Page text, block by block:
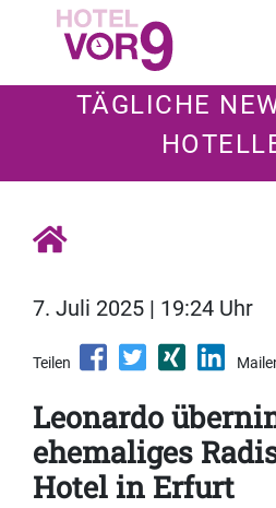
TÄGLICHE
7. Juli 2025 | 19:24 Uhr
Teilen
Leonardo
ehemaliges
Hotel in Erfurt